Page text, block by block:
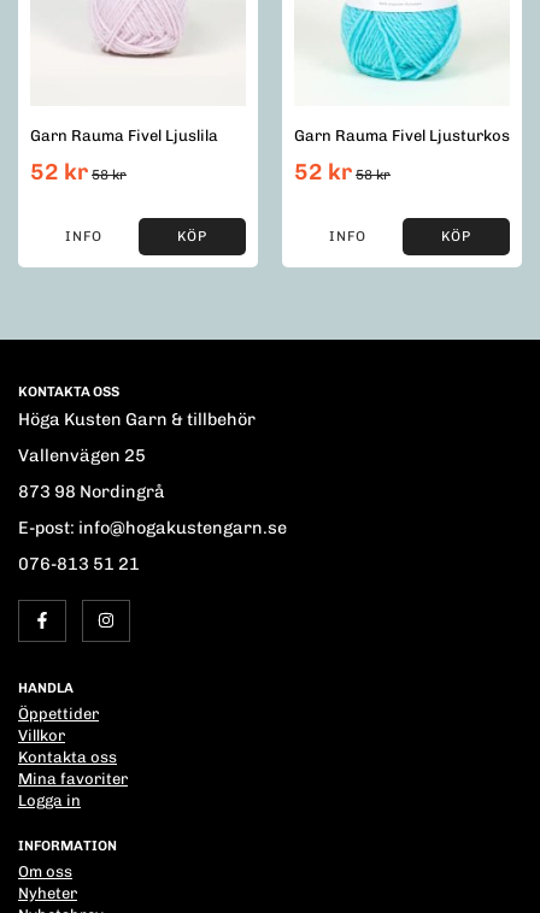
Garn Rauma Fivel Ljuslila
52 kr 58 kr
INFO KÖP
Garn Rauma Fivel Ljusturkos
52 kr 58 kr
INFO KÖP
KONTAKTA OSS
Höga Kusten Garn & tillbehör
Vallenvägen 25
873 98 Nordingrå
E-post: info@hogakustengarn.se
076-813 51 21
HANDLA
Öppettider
Villkor
Kontakta oss
Mina favoriter
Logga in
INFORMATION
Om oss
Nyheter